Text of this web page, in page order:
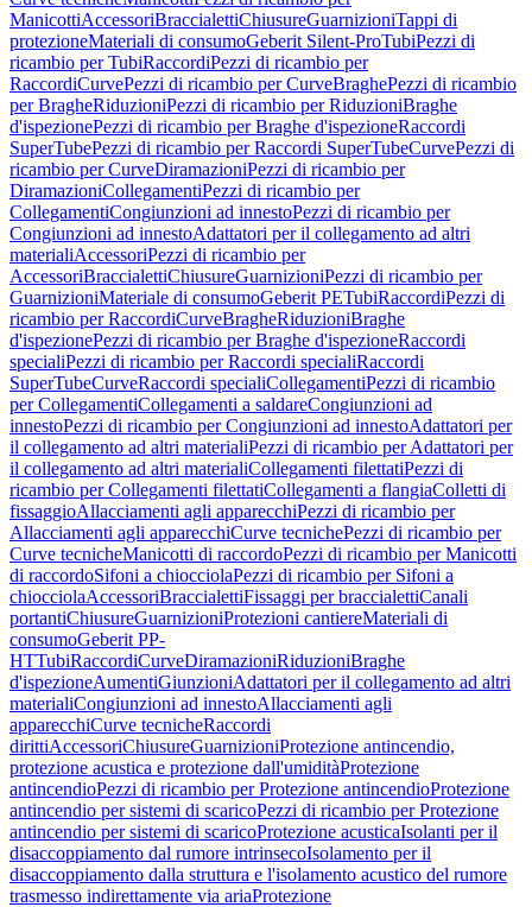
ManicottiAccessoriBraccialettiChiusureGuarnizioniTappi di
protezioneMateriali di consumoGeberit Silent-ProTubiPezzi di
ricambio per TubiRaccordiPezzi di ricambio per
RaccordiCurvePezzi di ricambio per CurveBraghePezzi di ricambio
per BragheRiduzioniPezzi di ricambio per RiduzioniBraghe
d'ispezionePezzi di ricambio per Braghe d'ispezioneRaccordi
SuperTubePezzi di ricambio per Raccordi SuperTubeCurvePezzi di
ricambio per CurveDiramazioniPezzi di ricambio per
DiramazioniCollegamentiPezzi di ricambio per
CollegamentiCongiunzioni ad innestoPezzi di ricambio per
Congiunzioni ad innestoAdattatori per il collegamento ad altri
materialiAccessoriPezzi di ricambio per
AccessoriBraccialettiChiusureGuarnizioniPezzi di ricambio per
GuarnizioniMateriale di consumoGeberit PETubiRaccordiPezzi di
ricambio per RaccordiCurveBragheRiduzioniBraghe
d'ispezionePezzi di ricambio per Braghe d'ispezioneRaccordi
specialiPezzi di ricambio per Raccordi specialiRaccordi
SuperTubeCurveRaccordi specialiCollegamentiPezzi di ricambio
per CollegamentiCollegamenti a saldareCongiunzioni ad
innestoPezzi di ricambio per Congiunzioni ad innestoAdattatori per
il collegamento ad altri materialiPezzi di ricambio per Adattatori per
il collegamento ad altri materialiCollegamenti filettatiPezzi di
ricambio per Collegamenti filettatiCollegamenti a flangiaColletti di
fissaggioAllacciamenti agli apparecchiPezzi di ricambio per
Allacciamenti agli apparecchiCurve tecnichePezzi di ricambio per
Curve tecnicheManicotti di raccordoPezzi di ricambio per Manicotti
di raccordoSifoni a chiocciolaPezzi di ricambio per Sifoni a
chiocciolaAccessoriBraccialettiFissaggi per braccialettiCanali
portantiChiusureGuarnizioniProtezioni cantiereMateriali di
consumoGeberit PP-
HTTubiRaccordiCurveDiramazioniRiduzioniBraghe
d'ispezioneAumentiGiunzioniAdattatori per il collegamento ad altri
materialiCongiunzioni ad innestoAllacciamenti agli
apparecchiCurve tecnicheRaccordi
dirittiAccessoriChiusureGuarnizioniProtezione antincendio,
protezione acustica e protezione dall'umiditàProtezione
antincendioPezzi di ricambio per Protezione antincendioProtezione
antincendio per sistemi di scaricoPezzi di ricambio per Protezione
antincendio per sistemi di scaricoProtezione acusticaIsolanti per il
disaccoppiamento dal rumore intrinsecoIsolamento per il
disaccoppiamento dalla struttura e l'isolamento acustico del rumore
trasmesso indirettamente via ariaProtezione